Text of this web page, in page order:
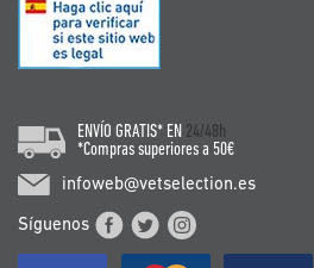
ENVÍO GRATIS* EN 24/48h
*Compras superiores a 50€
infoweb@vetselection.es
Síguenos